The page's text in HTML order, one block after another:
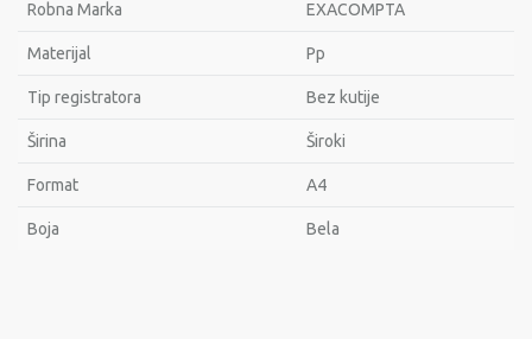
Robna Marka EXACOMPTA
Materijal Pp
Tip registratora Bez kutije
Širina Široki
Format A4
Bоја Bela